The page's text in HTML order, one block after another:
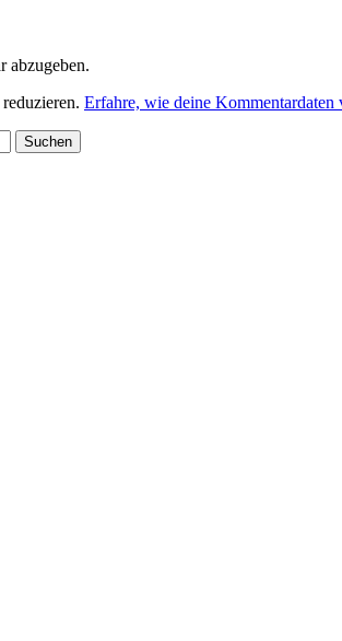
abzugeben.
Erfahre, wie deine Kommentardaten